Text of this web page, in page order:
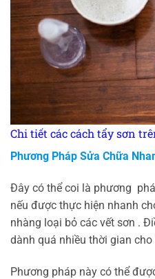
Chi tiết các cách tẩy sơn
Phương Pháp Sửa Chữa
Đây có thể coi là phương
nếu được thực hiện nhanh
nhàng loại bỏ các vết sơn .
dành quá nhiều thời gian
Phương pháp này có thể